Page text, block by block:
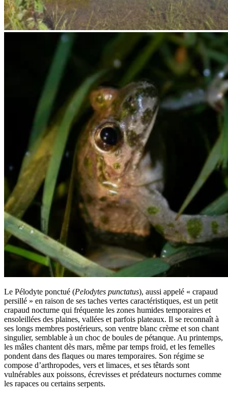
Le Pélodyte ponctué (Pelodytes punctatus), aussi appelé « crapaud
persillé » en raison de ses taches vertes caractéristiques, est un petit
crapaud nocturne qui fréquente les zones humides temporaires et
ensoleillées des plaines, vallées et parfois plateaux. Il se reconnaît à
ses longs membres postérieurs, son ventre blanc crème et son chant
singulier, semblable à un choc de boules de pétanque. Au printemps,
les mâles chantent dès mars, même par temps froid, et les femelles
pondent dans des flaques ou mares temporaires. Son régime se
compose d’arthropodes, vers et limaces, et ses têtards sont
vulnérables aux poissons, écrevisses et prédateurs nocturnes comme
les rapaces ou certains serpents.